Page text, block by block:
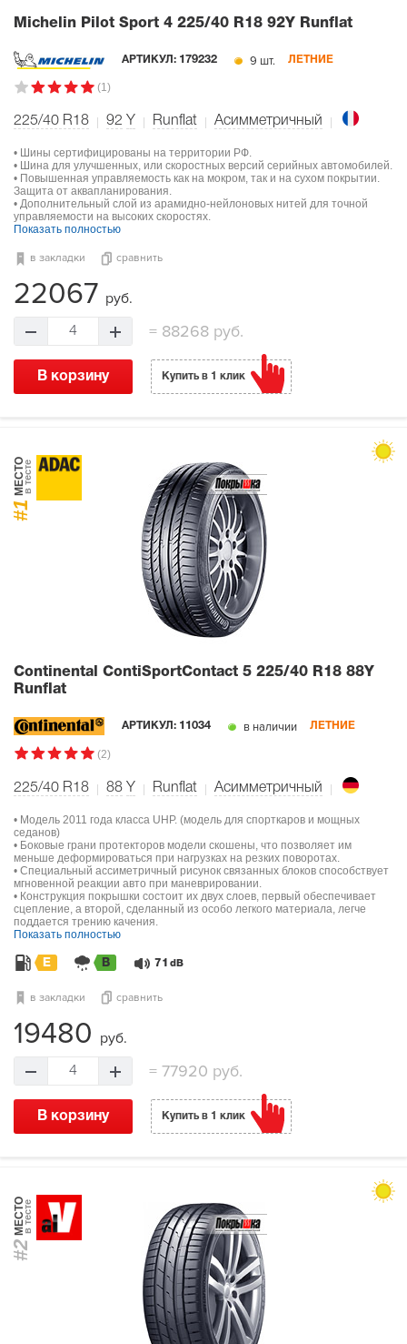
Michelin Pilot Sport 4 225/40 R18 92Y Runflat
АРТИКУЛ: 179232 9 шт. ЛЕТНИЕ
(1)
225/40 R18 92 Y Runflat Асимметричный
• Шины сертифицированы на территории РФ.
• Шина для улучшенных, или скоростных версий серийных автомобилей.
• Повышенная управляемость как на мокром, так и на сухом покрытии.
Защита от аквапланирования.
• Дополнительный слой из арамидно-нейлоновых нитей для точной
управляемости на высоких скоростях.
Показать полностью
в закладки сравнить
22067 руб.
4 =88268 руб.
В корзину Купить в 1 клик
#1
МЕСТОв тесте
Continental ContiSportContact 5 225/40 R18 88Y
Runflat
АРТИКУЛ: 11034 в наличии ЛЕТНИЕ
(2)
225/40 R18 88 Y Runflat Асимметричный
• Модель 2011 года класса UHP. (модель для спорткаров и мощных
седанов)
• Боковые грани протекторов модели скошены, что позволяет им
меньше деформироваться при нагрузках на резких поворотах.
• Специальный ассиметричный рисунок связанных блоков способствует
мгновенной реакции авто при маневрировании.
• Конструкция покрышки состоит их двух слоев, первый обеспечивает
сцепление, а второй, сделанный из особо легкого материала, легче
поддается трению качения.
Показать полностью
E B 71 dB
в закладки сравнить
19480 руб.
4 = 77920 руб.
В корзину Купить в 1 клик
#2
МЕСТОв тесте